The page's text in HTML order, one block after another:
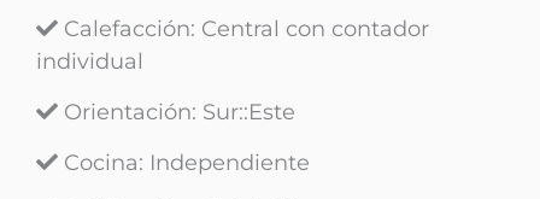
Calefacción: Central con contador
individual
Orientación: Sur::Este
Cocina: Independiente